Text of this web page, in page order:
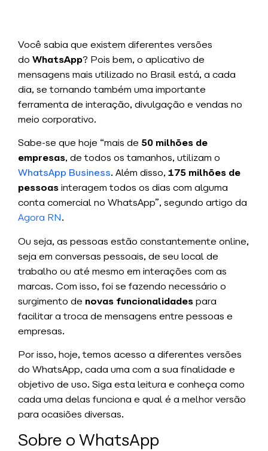
Você sabia que existem diferentes versões
do WhatsApp? Pois bem, o aplicativo de
mensagens mais utilizado no Brasil está, a cada
dia, se tornando também uma importante
ferramenta de interação, divulgação e vendas no
meio corporativo.
Sabe-se que hoje “mais de 50 milhões de
empresas, de todos os tamanhos, utilizam o
WhatsApp Business. Além disso, 175 milhões de
pessoasinteragem todos os dias com alguma
conta comercial no WhatsApp”, segundo artigo da
Agora RN.
Ou seja, as pessoas estão constantemente online,
seja em conversas pessoais, de seu local de
trabalho ou até mesmo em interações com as
marcas. Com isso, foi se fazendo necessário o
surgimento de novas funcionalidadespara
facilitar a troca de mensagens entre pessoas e
empresas.
Por isso, hoje, temos acesso a diferentes versões
do WhatsApp, cada uma com a sua finalidade e
objetivo de uso. Siga esta leitura e conheça como
cada uma delas funciona e qual é a melhor versão
para ocasiões diversas.
Sobre o WhatsApp